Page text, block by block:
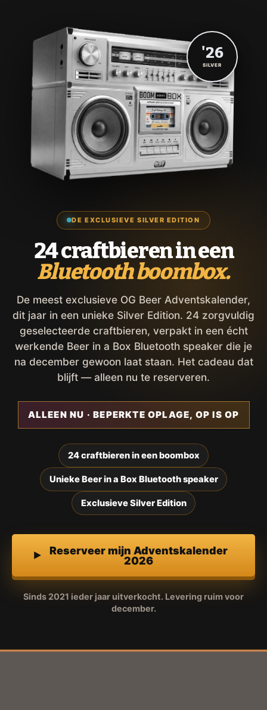
DE EXCLUSIEVE SILVER EDITION
24 craftbieren in een
Bluetooth boombox.
De meest exclusieve OG Beer Adventskalender,
dit jaar in een unieke Silver Edition. 24 zorgvuldig
geselecteerde craftbieren, verpakt in een écht
werkende Beer in a Box Bluetooth speaker die je
na december gewoon laat staan. Het cadeau dat
blijft — alleen nu te reserveren.
ALLEEN NU · BEPERKTE OPLAGE, OP IS OP
24 craftbieren in een boombox
Unieke Beer in a Box Bluetooth speaker
Exclusieve Silver Edition
Reserveer mijn Adventskalender
2026
Sinds 2021 ieder jaar uitverkocht. Levering ruim voor
december.
'26
SILVER